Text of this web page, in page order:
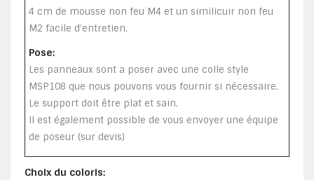
4 cm de mousse non feu M4 et un similicuir non feu
M2 facile d'entretien.
Pose:
Les panneaux sont a poser avec une colle style
MSP108 que nous pouvons vous fournir si nécessaire.
Le support doit être plat et sain.
Il est également possible de vous envoyer une équipe
de poseur (sur devis)
Choix du coloris: